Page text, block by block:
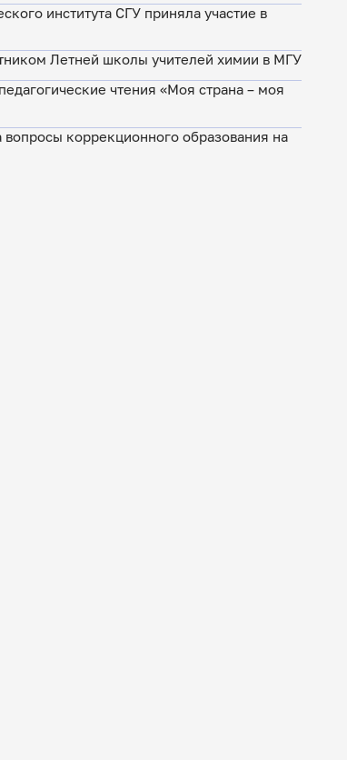
института СГУ приняла участие в
Летней школы учителей химии в МГУ
чтения «Моя страна – моя
коррекционного образования на